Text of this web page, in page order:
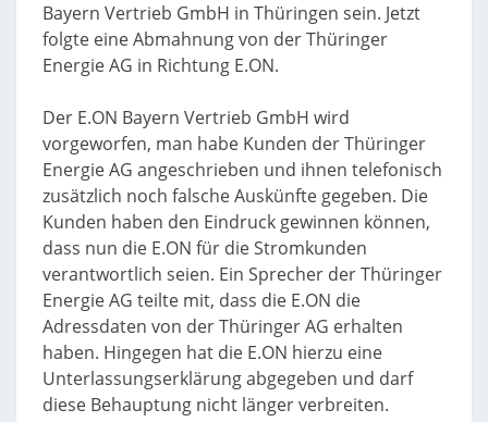
Bayern Vertrieb GmbH in Thüringen sein. Jetzt
folgte eine Abmahnung von der Thüringer
Energie AG in Richtung E.ON.
Der E.ON Bayern Vertrieb GmbH wird
vorgeworfen, man habe Kunden der Thüringer
Energie AG angeschrieben und ihnen telefonisch
zusätzlich noch falsche Auskünfte gegeben. Die
Kunden haben den Eindruck gewinnen können,
dass nun die E.ON für die Stromkunden
verantwortlich seien. Ein Sprecher der Thüringer
Energie AG teilte mit, dass die E.ON die
Adressdaten von der Thüringer AG erhalten
haben. Hingegen hat die E.ON hierzu eine
Unterlassungserklärung abgegeben und darf
diese Behauptung nicht länger verbreiten.